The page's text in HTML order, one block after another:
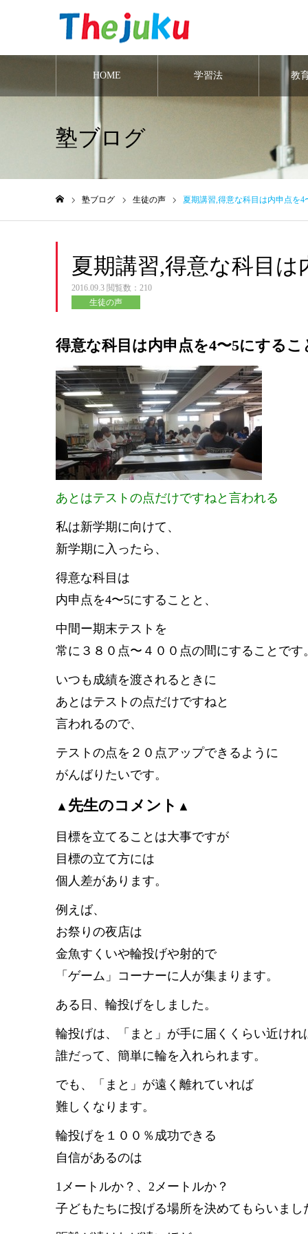
HOME 学習法 教
塾ブログ
塾ブログ 生徒の声 夏期講習,得意な科目は内申点を4
夏期講習,得意な科目
2016.09.3 閲覧数：210
生徒の声
得意な科目は内申点を4〜5にするこ
あとはテストの点だけですねと言われる
私は新学期に向けて、
新学期に入ったら、
得意な科目は
内申点を4〜5にすることと、
中間ー期末テストを
常に３８０点〜４００点の間にすることです
いつも成績を渡されるときに
あとはテストの点だけですねと
言われるので、
テストの点を２０点アップできるように
がんばりたいです。
▲ 先生のコメント ▲
目標を立てることは大事ですが
目標の立て方には
個人差があります。
例えば、
お祭りの夜店は
金魚すくいや輪投げや射的で
「ゲーム」コーナーに人が集まります。
ある日、輪投げをしました。
輪投げは、「まと」が手に届くくらい近けれ
誰だって、簡単に輪を入れられます。
でも、「まと」が遠く離れていれば
難しくなります。
輪投げを１００％成功できる
自信があるのは
1メートルか？、2メートルか？
子どもたちに投げる場所を決めてもらいまし